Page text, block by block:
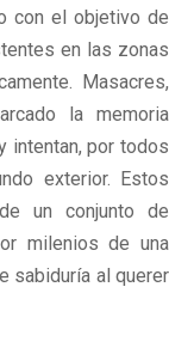
con el objetivo de
en las zonas
Masacres,
la memoria
intentan, por todos
exterior. Estos
un conjunto de
milenios de una
sabiduría al querer